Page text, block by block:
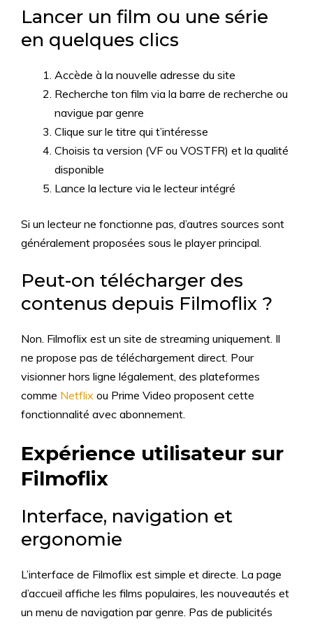
Lancer un film ou une série
en quelques clics
Accède à la nouvelle adresse du site
Recherche ton film via la barre de recherche ou
navigue par genre
Clique sur le titre qui t’intéresse
Choisis ta version (VF ou VOSTFR) et la qualité
disponible
Lance la lecture via le lecteur intégré
Si un lecteur ne fonctionne pas, d’autres sources sont
généralement proposées sous le player principal.
Peut-on télécharger des
contenus depuis Filmoflix ?
Non. Filmoflix est un site de streaming uniquement. Il
ne propose pas de téléchargement direct. Pour
visionner hors ligne légalement, des plateformes
comme Netflix ou Prime Video proposent cette
fonctionnalité avec abonnement.
Expérience utilisateur sur
Filmoflix
Interface, navigation et
ergonomie
L’interface de Filmoflix est simple et directe. La page
d’accueil affiche les films populaires, les nouveautés et
un menu de navigation par genre. Pas de publicités